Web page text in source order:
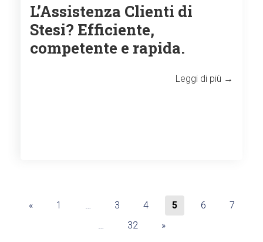
L’Assistenza Clienti di
Stesi? Efficiente,
competente e rapida.
Leggi di più →
« 1 … 3 4 5 6
7
…
32 »